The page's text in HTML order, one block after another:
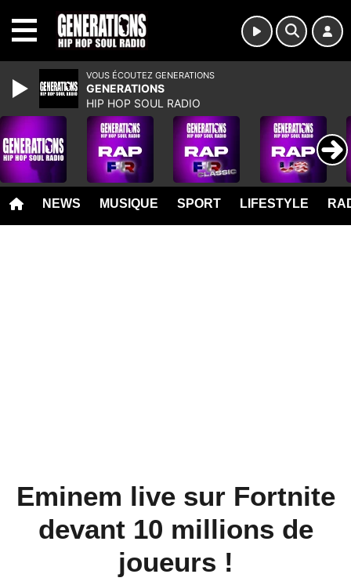
NEWS MUSIQUE SPORT LIFESTYLE
Eminem live sur Fortnite
devant 10 millions de
joueurs !
VOUS ÉCOUTEZ GENERATIONS
GENERATIONS
HIP HOP SOUL RADIO